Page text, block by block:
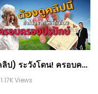
(คลิป) ระวังโดน! ครอบครองที่ดินปรปักษ์ ถ้าไม่ทำสิ่งนี้
1.17K Views